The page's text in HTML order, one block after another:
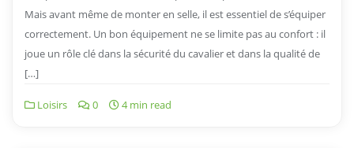
Mais avant même de monter en selle, il est essentiel de s’équiper
correctement. Un bon équipement ne se limite pas au confort : il
joue un rôle clé dans la sécurité du cavalier et dans la qualité de
[…]
Loisirs 0 4 min read